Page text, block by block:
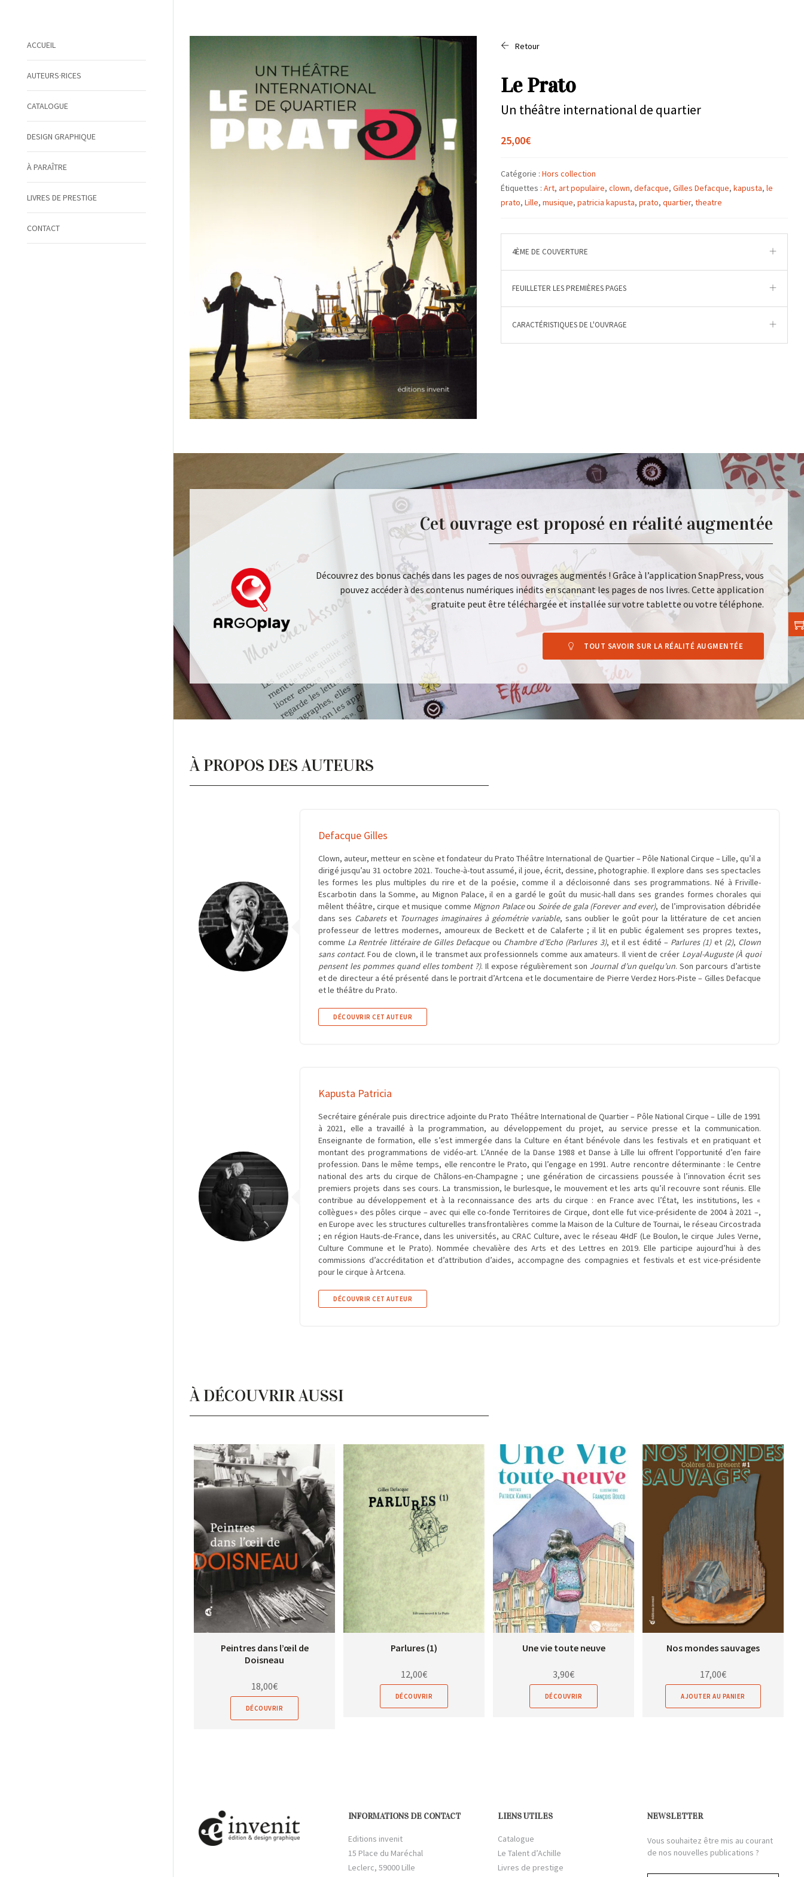
ACCUEIL
AUTEURS·RICES
CATALOGUE
DESIGN GRAPHIQUE
À PARAÎTRE
LIVRES DE PRESTIGE
CONTACT
Retour
Le Prato
Un théâtre international de quartier
25,00€
Catégorie : Hors collection
Étiquettes : Art, art populaire, clown, defacque, Gilles Defacque, kapusta, le
prato, Lille, musique, patricia kapusta, prato, quartier, theatre
4ÈME DE COUVERTURE
FEUILLETER LES PREMIÈRES PAGES
CARACTÉRISTIQUES DE L'OUVRAGE
Cet ouvrage est proposé en réalité augmentée
Découvrez des bonus cachés dans les pages de nos ouvrages augmentés ! Grâce à l’application SnapPress, vous
pouvez accéder à des contenus numériques inédits en scannant les pages de nos livres. Cette application
gratuite peut être téléchargée et installée sur votre tablette ou votre téléphone.
TOUT SAVOIR SUR LA RÉALITÉ AUGMENTÉE
À PROPOS DES AUTEURS
Defacque Gilles
Clown, auteur, metteur en scène et fondateur du Prato Théâtre International de Quartier – Pôle National Cirque – Lille, qu’il a
dirigé jusqu’au 31 octobre 2021. Touche-à-tout assumé, il joue, écrit, dessine, photographie. Il explore dans ses spectacles
les formes les plus multiples du rire et de la poésie, comme il a décloisonné dans ses programmations. Né à Friville-
Escarbotin dans la Somme, au Mignon Palace, il en a gardé le goût du music-hall dans ses grandes formes chorales qui
mêlent théâtre, cirque et musique comme Mignon Palaceou Soirée de gala (Forever and ever), de l’improvisation débridée
dans ses Cabaretset Tournages imaginaires à géométrie variable, sans oublier le goût pour la littérature de cet ancien
professeur de lettres modernes, amoureux de Beckett et de Calaferte ; il lit en public également ses propres textes,
comme La Rentrée littéraire de Gilles Defacqueou Chambre d’Echo (Parlures 3), et il est édité – Parlures (1) et(2), Clown
sans contact. Fou de clown, il le transmet aux professionnels comme aux amateurs. Il vient de créer Loyal-Auguste (À quoi
pensent les pommes quand elles tombent ?). Il expose régulièrement son Journal d’un quelqu’un. Son parcours d’artiste
et de directeur a été présenté dans le portrait d’Artcena et le documentaire de Pierre Verdez Hors-Piste – Gilles Defacque
et le théâtre du Prato.
DÉCOUVRIR CET AUTEUR
Kapusta Patricia
Secrétaire générale puis directrice adjointe du Prato Théâtre International de Quartier – Pôle National Cirque – Lille de 1991
à 2021, elle a travaillé à la programmation, au développement du projet, au service presse et la communication.
Enseignante de formation, elle s’est immergée dans la Culture en étant bénévole dans les festivals et en pratiquant et
montant des programmations de vidéo-art. L’Année de la Danse 1988 et Danse à Lille lui offrent l’opportunité d’en faire
profession. Dans le même temps, elle rencontre le Prato, qui l’engage en 1991. Autre rencontre déterminante : le Centre
national des arts du cirque de Châlons-en-Champagne ; une génération de circassiens poussée à l’innovation écrit ses
premiers projets dans ses cours. La transmission, le burlesque, le mouvement et les arts qu’il recouvre sont réunis. Elle
contribue au développement et à la reconnaissance des arts du cirque : en France avec l’État, les institutions, les «
collègues » des pôles cirque – avec qui elle co-fonde Territoires de Cirque, dont elle fut vice-présidente de 2004 à 2021 –,
en Europe avec les structures culturelles transfrontalières comme la Maison de la Culture de Tournai, le réseau Circostrada
; en région Hauts-de-France, dans les universités, au CRAC Culture, avec le réseau 4HdF (Le Boulon, le cirque Jules Verne,
Culture Commune et le Prato). Nommée chevalière des Arts et des Lettres en 2019. Elle participe aujourd’hui à des
commissions d’accréditation et d’attribution d’aides, accompagne des compagnies et festivals et est vice-présidente
pour le cirque à Artcena.
DÉCOUVRIR CET AUTEUR
À DÉCOUVRIR AUSSI
Peintres dans l’œil de
Doisneau
18,00€
DÉCOUVRIR
Parlures (1)
12,00€
DÉCOUVRIR
Une vie toute neuve
3,90€
DÉCOUVRIR
Nos mondes sauvages
17,00€
AJOUTER AU PANIER
INFORMATIONS DE CONTACT
Editions invenit
15 Place du Maréchal
Leclerc, 59000 Lille
LIENS UTILES
Catalogue
Le Talent d’Achille
Livres de prestige
NEWSLETTER
Vous souhaitez être mis au courant
de nos nouvelles publications ?